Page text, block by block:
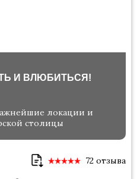
И ВЛЮБИТЬСЯ!
локации и
столицы
72 отзыва